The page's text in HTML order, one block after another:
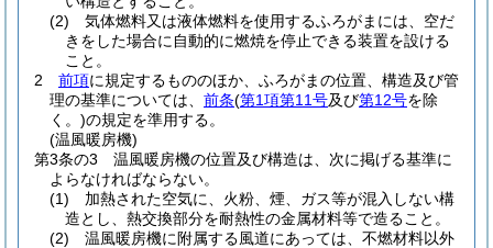
(2)
気体燃料又は液体燃料を使用するふろがまには、空だ
きをした場合に自動的に燃焼を停止できる装置を設ける
こと。
2
前項に規定するもののほか、ふろがまの位置、構造及び管
理の基準については、 前条(第1項第11号及び第12号を除
く。)の規定を準用する。
(温風暖房機)
第3条の3
温風暖房機の位置及び構造は、次に掲げる基準に
よらなければならない。
(1)
加熱された空気に、火粉、煙、ガス等が混入しない構
造とし、熱交換部分を耐熱性の金属材料等で造ること。
(2)
温風暖房機に附属する風道にあっては、不燃材料以外